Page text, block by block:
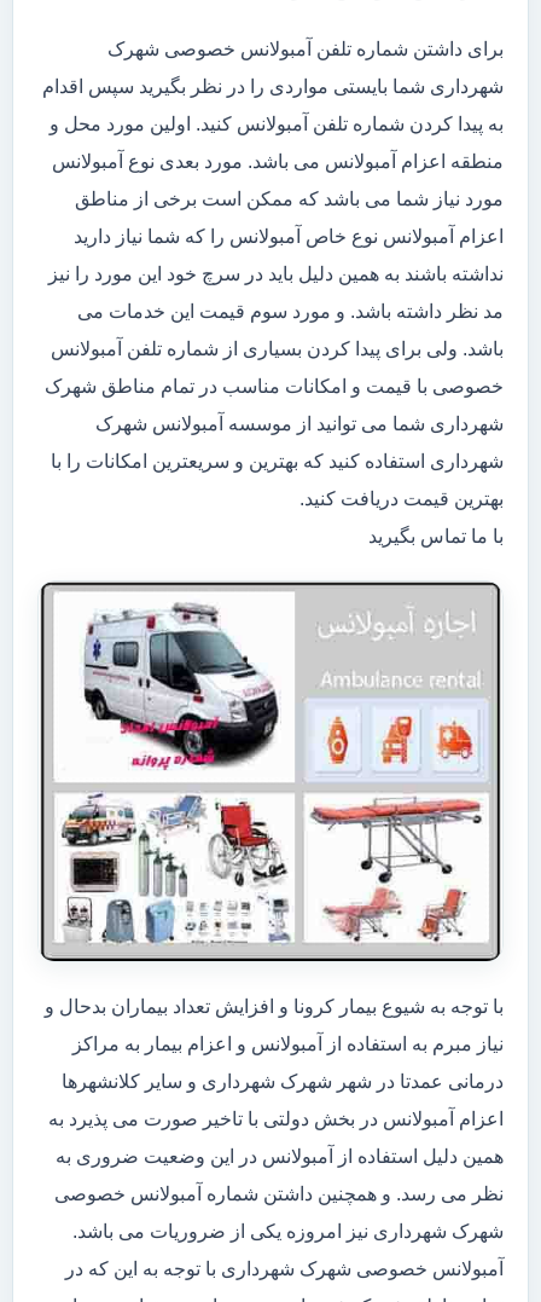
برای داشتن شماره تلفن آمبولانس خصوصی شهرک
شهرداری شما بایستی مواردی را در نظر بگیرید سپس اقدام
به پیدا کردن شماره تلفن آمبولانس کنید. اولین مورد محل و
منطقه اعزام آمبولانس می باشد. مورد بعدی نوع آمبولانس
مورد نیاز شما می باشد که ممکن است برخی از مناطق
اعزام آمبولانس نوع خاص آمبولانس را که شما نیاز دارید
نداشته باشند به همین دلیل باید در سرچ خود این مورد را نیز
مد نظر داشته باشد. و مورد سوم قیمت این خدمات می
باشد. ولی برای پیدا کردن بسیاری از شماره تلفن آمبولانس
خصوصی با قیمت و امکانات مناسب در تمام مناطق شهرک
شهرداری شما می توانید از موسسه آمبولانس شهرک
شهرداری استفاده کنید که بهترین و سریعترین امکانات را با
بهترین قیمت دریافت کنید.
با ما تماس بگیرید
با توجه به شیوع بیمار کرونا و افزایش تعداد بیماران بدحال و
نیاز مبرم به استفاده از آمبولانس و اعزام بیمار به مراکز
درمانی عمدتا در شهر شهرک شهرداری و سایر کلانشهرها
اعزام آمبولانس در بخش دولتی با تاخیر صورت می پذیرد به
همین دلیل استفاده از آمبولانس در این وضعیت ضروری به
نظر می رسد. و همچنین داشتن شماره آمبولانس خصوصی
شهرک شهرداری نیز امروزه یکی از ضروریات می باشد.
آمبولانس خصوصی شهرک شهرداری با توجه به این که در